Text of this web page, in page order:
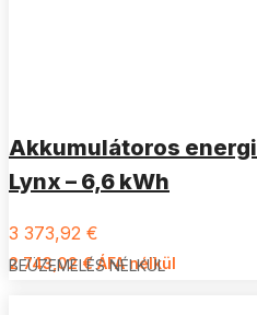
Akkumulátoros
Lynx – 6,6 kWh
3 373,92 €
2 743,02€ÁFA nélkül
BEÜZEMELÉS NÉLKÜL